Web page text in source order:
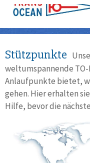
Stützpunkte
weltumspannende
Anlaufpunkte bietet,
gehen. Hier erhalten
Hilfe, bevor die